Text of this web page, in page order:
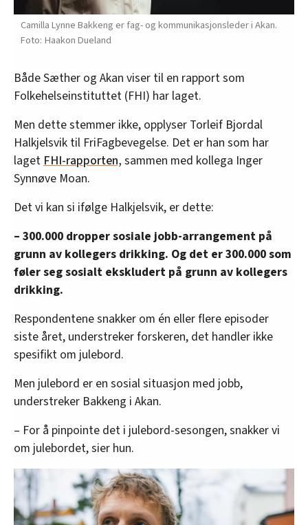
Camilla Lynne Bakkeng er fag- og kommunikasjonsleder i Akan.
Haakon Dueland
Både Sæther og Akan viser til en rapport som
Folkehelseinstituttet (FHI) har laget.
Men dette stemmer ikke, opplyser Torleif Bjordal
Halkjelsvik til FriFagbevegelse. Det er han som har
lagetFHI-rapporten, sammen med kollega Inger
Synnøve Moan.
Det vi kan si ifølge Halkjelsvik, er dette:
– 300.000 dropper sosiale jobb-arrangement på
grunn av kollegers drikking. Og det er 300.000 som
føler seg sosialt ekskludert på grunn av kollegers
drikking.
Respondentene snakker om én eller flere episoder
siste året, understreker forskeren, det handler ikke
spesifikt om julebord.
Men julebord er en sosial situasjon med jobb,
understreker Bakkeng i Akan.
– For å pinpointe det i julebord-sesongen, snakker vi
om julebordet, sier hun.